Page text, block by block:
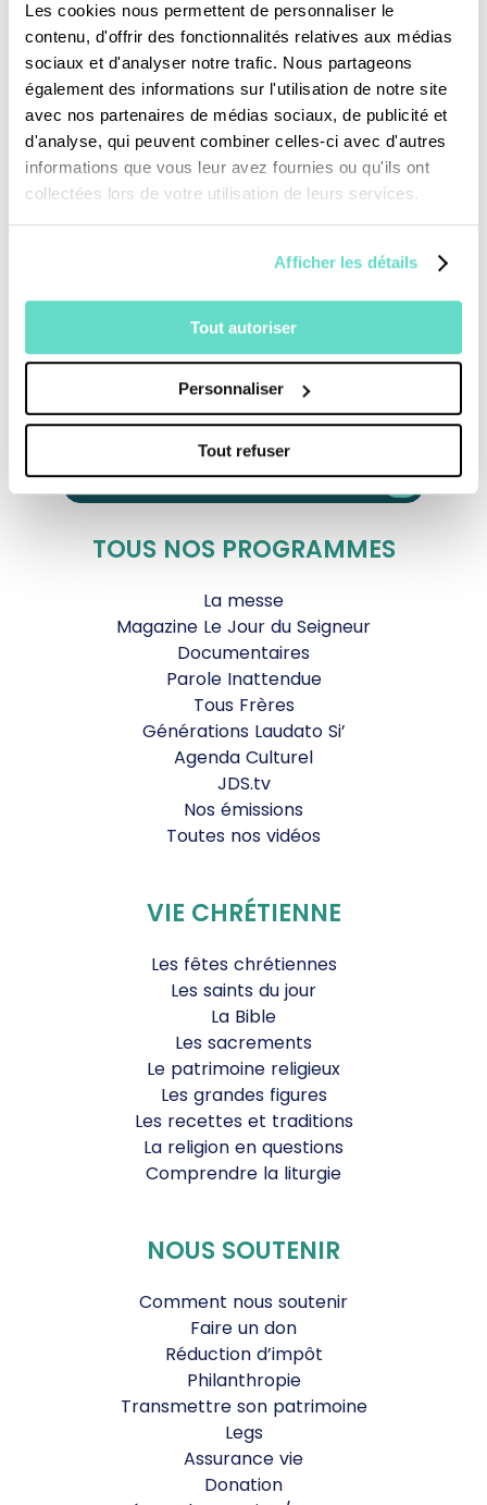
Les cookies nous permettent de personnaliser le
contenu, d'offrir des fonctionnalités relatives aux médias
sociaux et d'analyser notre trafic. Nous partageons
également des informations sur l'utilisation de notre site
avec nos partenaires de médias sociaux, de publicité et
d'analyse, qui peuvent combiner celles-ci avec d'autres
informations que vous leur avez fournies ou qu'ils ont
collectées lors de votre utilisation de leurs services.
Afficher les détails
Tout autoriser
Personnaliser
Tout refuser
assumant toutes les responsabilités du
ministère diaconal, il ne cesse pas d’être “de
service”, selon le sens du mot diacre qui veut
dire serviteur. Avec beaucoup de simplicité, il
témoigne toujours de sa foi chrétienne par
son humanité et sa joie de vivre.
Je fais un don
Revoir la messe du 02 août 2026
TOUS NOS PROGRAMMES
La messe
Magazine Le Jour du Seigneur
Documentaires
Parole Inattendue
Tous Frères
Générations Laudato Si’
Agenda Culturel
JDS.tv
Nos émissions
Toutes nos vidéos
VIE CHRÉTIENNE
Les fêtes chrétiennes
Les saints du jour
La Bible
Les sacrements
Le patrimoine religieux
Les grandes figures
Les recettes et traditions
La religion en questions
Comprendre la liturgie
NOUS SOUTENIR
Comment nous soutenir
Faire un don
Réduction d’impôt
Philanthropie
Transmettre son patrimoine
Legs
Assurance vie
Donation